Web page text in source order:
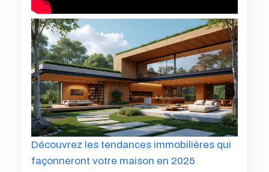
Découvrez les tendances immobilières qui
façonneront votre maison en 2025